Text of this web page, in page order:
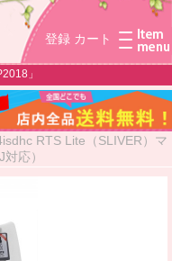
登録 カート
」
RTS Lite（SLIVER）マ
応）